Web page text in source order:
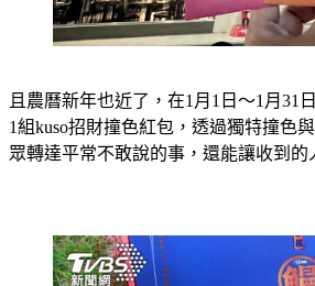
且農曆新年也近了，在1月1日～1月31
1組kuso招財撞色紅包，透過獨特撞色
眾轉達平常不敢說的事，還能讓收到的